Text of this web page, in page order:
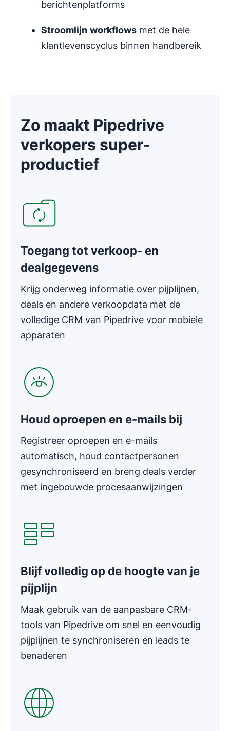
berichtenplatforms
Stroomlijn workflows met de hele
klantlevenscyclus binnen handbereik
Zo maakt Pipedrive
verkopers super-
productief
Toegang tot verkoop- en
dealgegevens
Krijg onderweg informatie over pijplijnen,
deals en andere verkoopdata met de
volledige CRM van Pipedrive voor mobiele
apparaten
Houd oproepen en e-mails bij
Registreer oproepen en e-mails
automatisch, houd contactpersonen
gesynchroniseerd en breng deals verder
met ingebouwde procesaanwijzingen
Blijf volledig op de hoogte van je
pijplijn
Maak gebruik van de aanpasbare CRM-
tools van Pipedrive om snel en eenvoudig
pijplijnen te synchroniseren en leads te
benaderen